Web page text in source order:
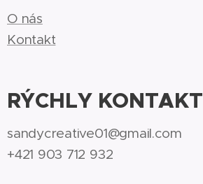
O nás
Kontakt
RÝCHLY KONTAKT
sandycreative01@gmail.com
+421 903 712 932